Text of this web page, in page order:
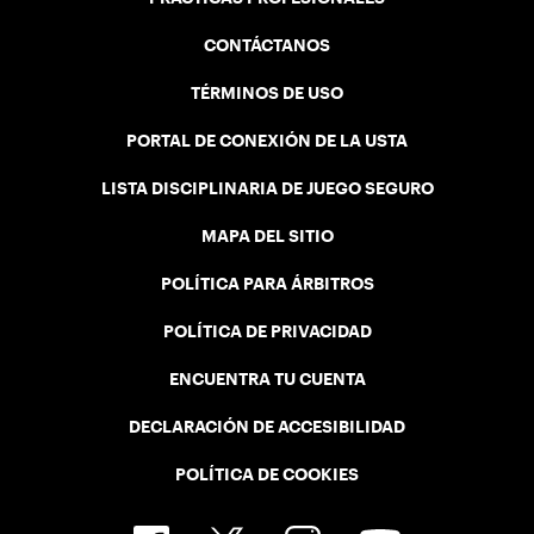
CONTÁCTANOS
TÉRMINOS DE USO
PORTAL DE CONEXIÓN DE LA USTA
LISTA DISCIPLINARIA DE JUEGO SEGURO
MAPA DEL SITIO
POLÍTICA PARA ÁRBITROS
POLÍTICA DE PRIVACIDAD
ENCUENTRA TU CUENTA
DECLARACIÓN DE ACCESIBILIDAD
POLÍTICA DE COOKIES